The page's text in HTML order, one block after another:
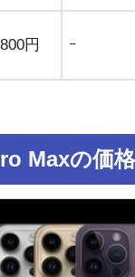
円 ｰ
Maxの価